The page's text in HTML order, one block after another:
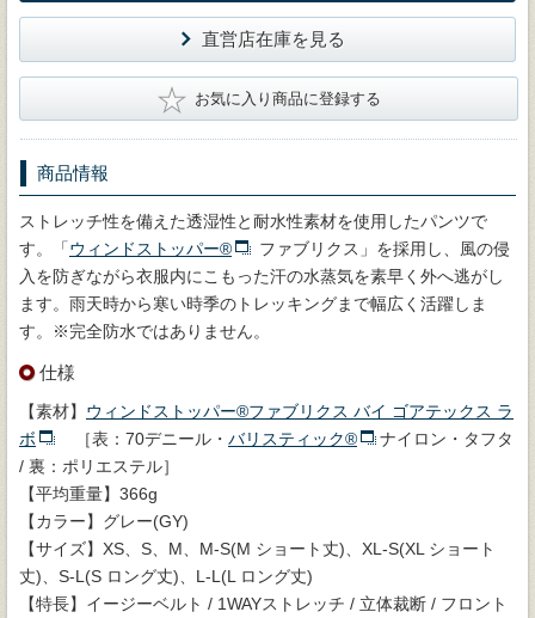
直営店在庫を見る
★ お気に入り商品に登録する
商品情報
ストレッチ性を備えた透湿性と耐水性素材を使用したパンツで
す。「ウィンドストッパー®
ファブリクス」を採用し、風の侵
入を防ぎながら衣服内にこもった汗の水蒸気を素早く外へ逃がし
ます。雨天時から寒い時季のトレッキングまで幅広く活躍しま
す。※完全防水ではありません。
仕様
【素材】 ウィンドストッパー®ファブリクス バイ ゴアテックス ラ
ボ
［表：70デニール・ バリスティック®
ナイロン・タフタ
/ 裏：ポリエステル］
【平均重量】366g
【カラー】グレー(GY)
【サイズ】XS、S、M、M-S(M ショート丈)、XL-S(XL ショート
丈)、S-L(S ロング丈)、L-L(L ロング丈)
【特長】イージーベルト / 1WAYストレッチ / 立体裁断 / フロント